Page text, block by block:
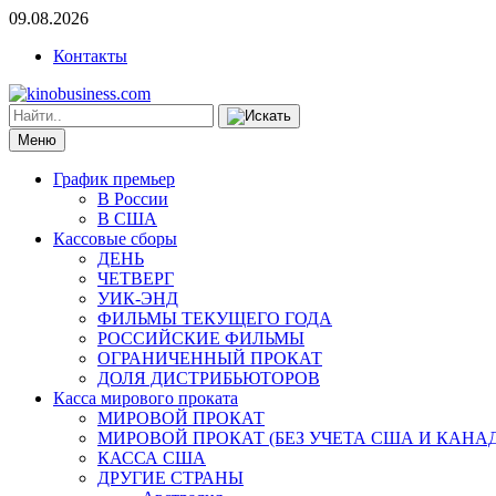
09.08.2026
Контакты
Меню
График премьер
В России
В США
Кассовые сборы
ДЕНЬ
ЧЕТВЕРГ
УИК-ЭНД
ФИЛЬМЫ ТЕКУЩЕГО ГОДА
РОССИЙСКИЕ ФИЛЬМЫ
ОГРАНИЧЕННЫЙ ПРОКАТ
ДОЛЯ ДИСТРИБЬЮТОРОВ
Касса мирового проката
МИРОВОЙ ПРОКАТ
МИРОВОЙ ПРОКАТ (БЕЗ УЧЕТА США И
КАССА США
ДРУГИЕ СТРАНЫ